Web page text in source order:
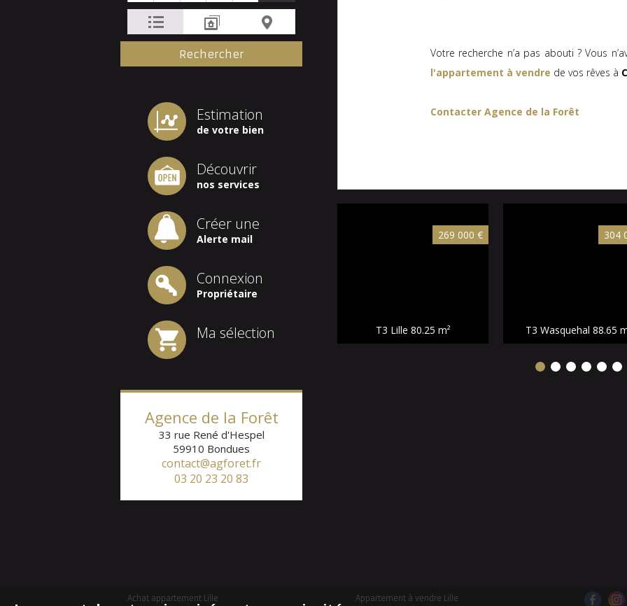
Estimation
de votre bien
Découvrir
nos services
Créer une
Alerte mail
Connexion
Propriétaire
Ma sélection
Agence de la Forêt
33 rue René d'Hespel
59910 Bondues
contact@agforet.fr
03 20 23 20 83
Votre recherche n’a pas abouti ? Vous
l'appartement à vendre de vos rêves à
Contacter Agence de la Forêt
269 000 €
T3 Lille 80.25 m²
304
T3 Wasquehal 88.65
Achat appartement Lille Appartement à vendre Lille